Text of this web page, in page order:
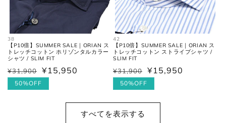
38
【P10倍】SUMMER SALE｜ORIAN ス
トレッチコットン ホリゾンタルカラー
シャツ / SLIM FIT
通
常
¥31,900
セ
ー
¥15,950
50%OFF
42
【P10倍】SUMMER SALE｜ORIAN ス
トレッチコットン ストライプシャツ /
SLIM FIT
通
常
格
¥31,900
セ
ー
価
格
¥15,950
50%OFF
すべてを表示する